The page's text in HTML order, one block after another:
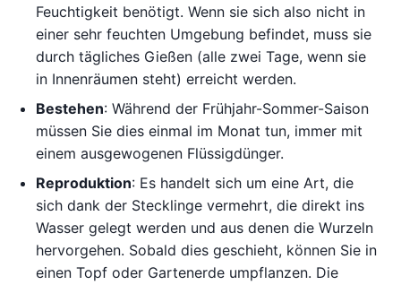
Feuchtigkeit benötigt. Wenn sie sich also nicht in
einer sehr feuchten Umgebung befindet, muss sie
durch tägliches Gießen (alle zwei Tage, wenn sie
in Innenräumen steht) erreicht werden.
Bestehen: Während der Frühjahr-Sommer-Saison
müssen Sie dies einmal im Monat tun, immer mit
einem ausgewogenen Flüssigdünger.
Reproduktion: Es handelt sich um eine Art, die
sich dank der Stecklinge vermehrt, die direkt ins
Wasser gelegt werden und aus denen die Wurzeln
hervorgehen. Sobald dies geschieht, können Sie in
einen Topf oder Gartenerde umpflanzen. Die